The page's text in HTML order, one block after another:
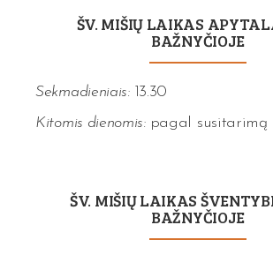
ŠV. MIŠIŲ LAIKAS
BAŽNYČIOJE
Sekmadieniais: 13.30
Kitomis dienomis: pagal susitarimą
ŠV. MIŠIŲ LAIKAS
BAŽNYČIOJE